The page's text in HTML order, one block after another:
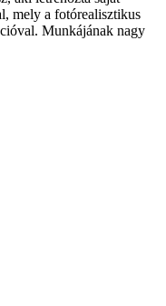
mely a fotórealisztikus
Munkájának nagy